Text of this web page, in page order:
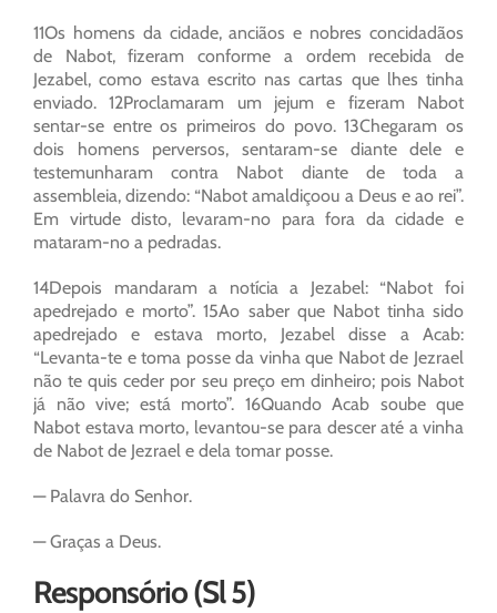
11Os homens da cidade, anciãos e nobres concidadãos
de Nabot, fizeram conforme a ordem recebida de
Jezabel, como estava escrito nas cartas que lhes tinha
enviado. 12Proclamaram um jejum e fizeram Nabot
sentar-se entre os primeiros do povo. 13Chegaram os
dois homens perversos, sentaram-se diante dele e
testemunharam contra Nabot diante de toda a
assembleia, dizendo: “Nabot amaldiçoou a Deus e ao rei”.
Em virtude disto, levaram-no para fora da cidade e
mataram-no a pedradas.
14Depois mandaram a notícia a Jezabel: “Nabot foi
apedrejado e morto”. 15Ao saber que Nabot tinha sido
apedrejado e estava morto, Jezabel disse a Acab:
“Levanta-te e toma posse da vinha que Nabot de Jezrael
não te quis ceder por seu preço em dinheiro; pois Nabot
já não vive; está morto”. 16Quando Acab soube que
Nabot estava morto, levantou-se para descer até a vinha
de Nabot de Jezrael e dela tomar posse.
— Palavra do Senhor.
— Graças a Deus.
Responsório (Sl 5)